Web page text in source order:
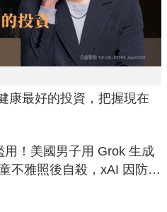
康最好的投資，把握現在
用！美國男子用 Grok 生成
不雅照後自殺，xAI 因防護